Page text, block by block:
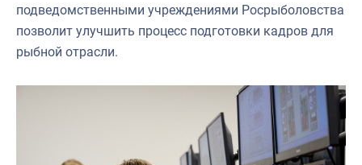
подведомственными учреждениями Росрыболовства
позволит улучшить процесс подготовки кадров для
рыбной отрасли.